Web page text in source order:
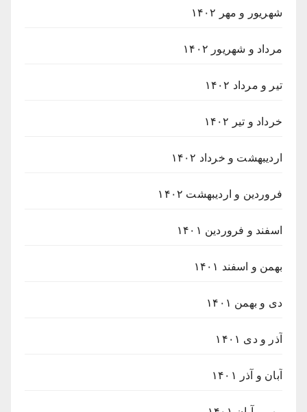
شهریور و مهر ۱۴۰۲
مرداد و شهریور ۱۴۰۲
تیر و مرداد ۱۴۰۲
خرداد و تیر ۱۴۰۲
اردیبهشت و خرداد ۱۴۰۲
فروردین و اردیبهشت ۱۴۰۲
اسفند و فروردین ۱۴۰۱
بهمن و اسفند ۱۴۰۱
دی و بهمن ۱۴۰۱
آذر و دی ۱۴۰۱
آبان و آذر ۱۴۰۱